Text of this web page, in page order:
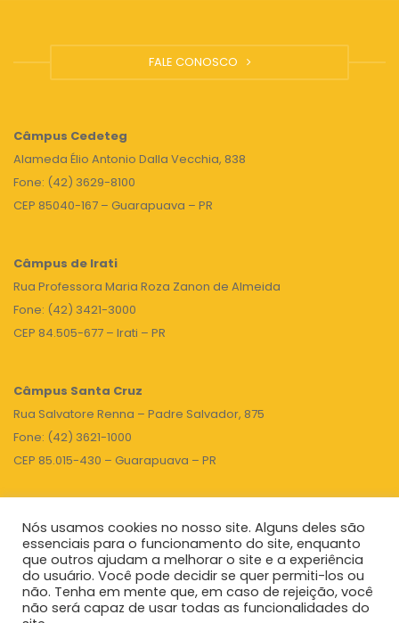
FALE CONOSCO
Câmpus Cedeteg
Alameda Élio Antonio Dalla Vecchia, 838
Fone: (42) 3629-8100
CEP 85040-167 – Guarapuava – PR
Câmpus de Irati
Rua Professora Maria Roza Zanon de Almeida
Fone: (42) 3421-3000
CEP 84.505-677 – Irati – PR
Câmpus Santa Cruz
Rua Salvatore Renna – Padre Salvador, 875
Fone: (42) 3621-1000
CEP 85.015-430 – Guarapuava – PR
TOPO
Unicentro |Governo do Paraná|Seti| Agenda do Reitor
Nós usamos cookies no nosso site. Alguns deles são
essenciais para o funcionamento do site, enquanto
que outros ajudam a melhorar o site e a experiência
do usuário. Você pode decidir se quer permiti-los ou
não. Tenha em mente que, em caso de rejeição, você
não será capaz de usar todas as funcionalidades do